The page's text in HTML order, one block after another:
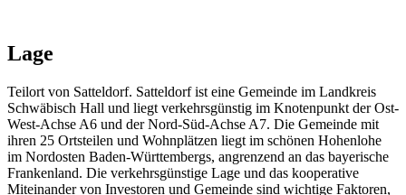
Lage
Teilort von Satteldorf. Satteldorf ist eine Gemeinde im Landkreis
Schwäbisch Hall und liegt verkehrsgünstig im Knotenpunkt der Ost-
West-Achse A6 und der Nord-Süd-Achse A7. Die Gemeinde mit
ihren 25 Ortsteilen und Wohnplätzen liegt im schönen Hohenlohe
im Nordosten Baden-Württembergs, angrenzend an das bayerische
Frankenland. Die verkehrsgünstige Lage und das kooperative
Miteinander von Investoren und Gemeinde sind wichtige Faktoren,